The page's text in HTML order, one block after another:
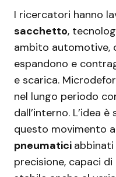
I ricercatori hanno
sacchetto,
ambito automotive,
espandono e
e scarica.
nel lungo periodo
dall’interno. L’idea
questo movimento
pneumatici
precisione, capaci